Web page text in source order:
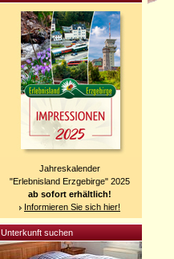
Jahreskalender
"Erlebnisland Erzgebirge" 2025
ab sofort erhältlich!
Informieren Sie sich hier!
Unterkunft suchen